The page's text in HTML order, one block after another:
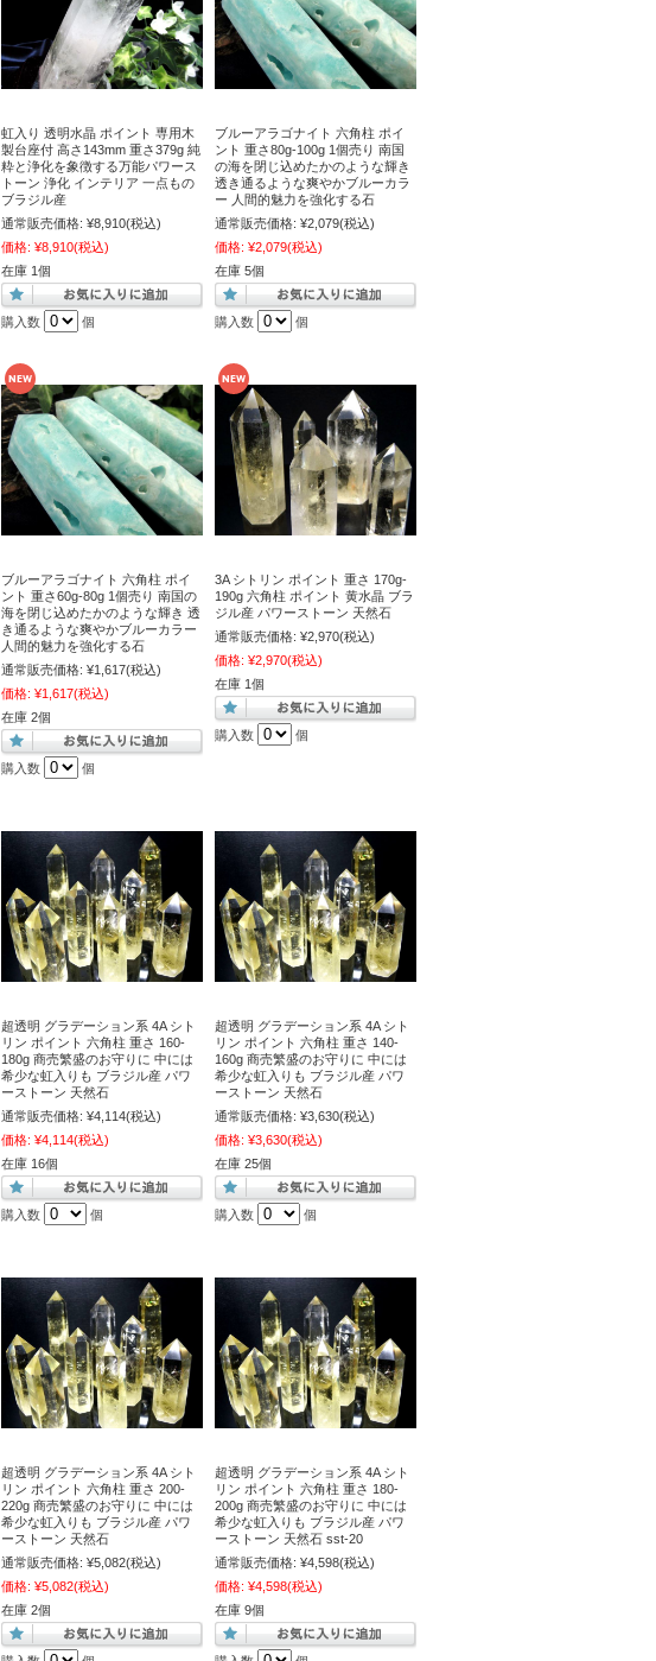
虹入り 透明水晶 ポイント 専用木
製台座付 高さ143mm 重さ379g 純
粋と浄化を象徴する万能パワース
トーン 浄化 インテリア 一点もの
ブラジル産
通常販売価格: ¥8,910(税込)
価格: ¥8,910(税込)
在庫 1個
購入数 個
ブルーアラゴナイト 六角柱 ポイ
ント 重さ80g-100g 1個売り 南国
の海を閉じ込めたかのような輝き
透き通るような爽やかブルーカラ
ー 人間的魅力を強化する石
通常販売価格: ¥2,079(税込)
価格: ¥2,079(税込)
在庫 5個
購入数 個
ブルーアラゴナイト 六角柱 ポイ
ント 重さ60g-80g 1個売り 南国の
海を閉じ込めたかのような輝き 透
き通るような爽やかブルーカラー
人間的魅力を強化する石
通常販売価格: ¥1,617(税込)
価格: ¥1,617(税込)
在庫 2個
購入数 個
3A シトリン ポイント 重さ 170g-
190g 六角柱 ポイント 黄水晶 ブラ
ジル産 パワーストーン 天然石
通常販売価格: ¥2,970(税込)
価格: ¥2,970(税込)
在庫 1個
購入数 個
超透明 グラデーション系 4A シト
リン ポイント 六角柱 重さ 160-
180g 商売繁盛のお守りに 中には
希少な虹入りも ブラジル産 パワ
ーストーン 天然石
通常販売価格: ¥4,114(税込)
価格: ¥4,114(税込)
在庫 16個
購入数 個
超透明 グラデーション系 4A シト
リン ポイント 六角柱 重さ 140-
160g 商売繁盛のお守りに 中には
希少な虹入りも ブラジル産 パワ
ーストーン 天然石
通常販売価格: ¥3,630(税込)
価格: ¥3,630(税込)
在庫 25個
購入数 個
超透明 グラデーション系 4A シト
リン ポイント 六角柱 重さ 200-
220g 商売繁盛のお守りに 中には
希少な虹入りも ブラジル産 パワ
ーストーン 天然石
通常販売価格: ¥5,082(税込)
価格: ¥5,082(税込)
在庫 2個
超透明 グラデーション系 4A シト
リン ポイント 六角柱 重さ 180-
200g 商売繁盛のお守りに 中には
希少な虹入りも ブラジル産 パワ
ーストーン 天然石 sst-20
通常販売価格: ¥4,598(税込)
価格: ¥4,598(税込)
在庫 9個